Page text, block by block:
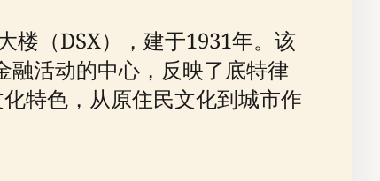
楼（DSX），建于1931年。该
活动的中心，反映了底特律
特色，从原住民文化到城市作